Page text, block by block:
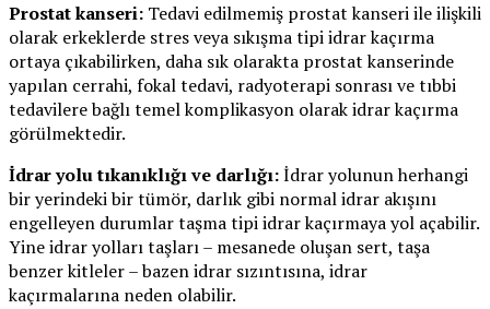
Prostat kanseri: Tedavi edilmemiş prostat kanseri ile ilişkili
olarak erkeklerde stres veya sıkışma tipi idrar kaçırma
ortaya çıkabilirken, daha sık olarakta prostat kanserinde
yapılan cerrahi, fokal tedavi, radyoterapi sonrası ve tıbbi
tedavilere bağlı temel komplikasyon olarak idrar kaçırma
görülmektedir.
İdrar yolu tıkanıklığı ve darlığı:İdrar yolunun herhangi
bir yerindeki bir tümör, darlık gibi normal idrar akışını
engelleyen durumlar taşma tipi idrar kaçırmaya yol açabilir.
Yine idrar yolları taşları – mesanede oluşan sert, taşa
benzer kitleler – bazen idrar sızıntısına, idrar
kaçırmalarına neden olabilir.